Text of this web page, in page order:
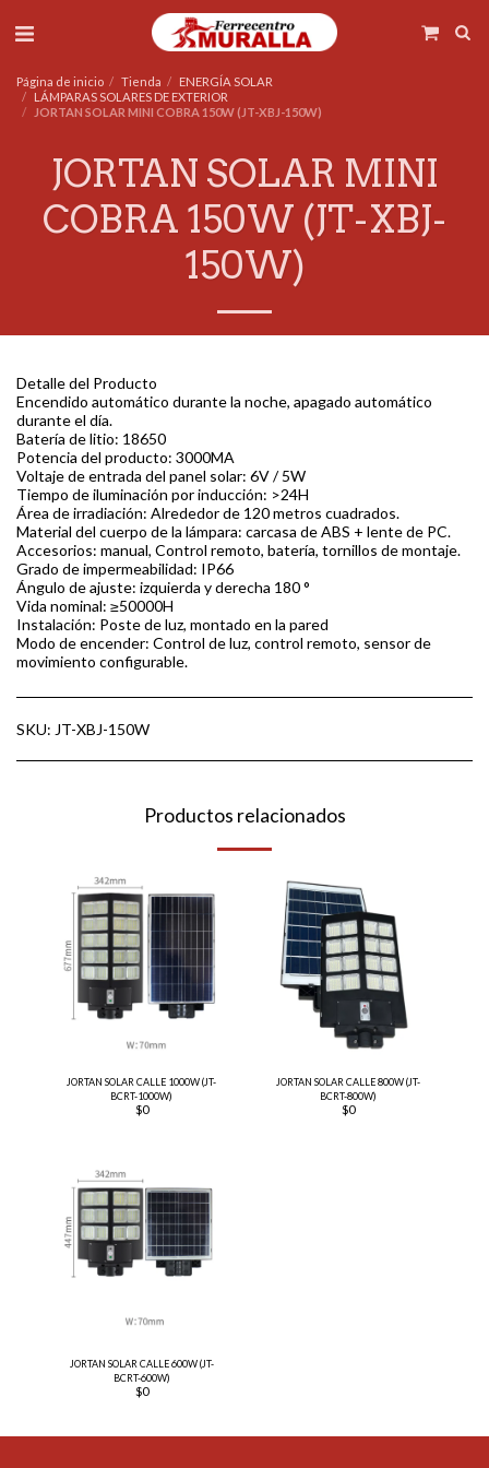
Página de inicio Tienda
ENERGÍA SOLAR
LÁMPARAS SOLARES DE EXTERIOR
JORTAN SOLAR MINI COBRA 150W (JT-XBJ-150W)
JORTAN SOLAR MINI
COBRA 150W (JT-XBJ-
150W)
Detalle del Producto
Encendido automático durante la noche, apagado automático
durante el día.
Batería de litio: 18650
Potencia del producto: 3000MA
Voltaje de entrada del panel solar: 6V / 5W
Tiempo de iluminación por inducción: >24H
Área de irradiación: Alrededor de 120 metros cuadrados.
Material del cuerpo de la lámpara: carcasa de ABS + lente de PC.
Accesorios: manual, Control remoto, batería, tornillos de montaje.
Grado de impermeabilidad: IP66
Ángulo de ajuste: izquierda y derecha 180 °
Vida nominal: ≥50000H
Instalación: Poste de luz, montado en la pared
Modo de encender: Control de luz, control remoto, sensor de
movimiento configurable.
SKU: JT-XBJ-150W
Productos relacionados
JORTAN SOLAR CALLE 1000W (JT-
BCRT-1000W)
$0
JORTAN SOLAR CALLE 800W (JT-
BCRT-800W)
$0
JORTAN SOLAR CALLE 600W (JT-
BCRT-600W)
$0